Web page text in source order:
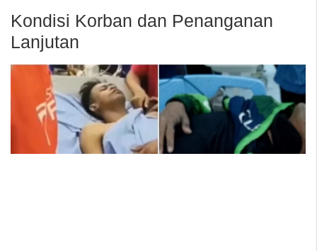
Kondisi Korban dan Penanganan
Lanjutan